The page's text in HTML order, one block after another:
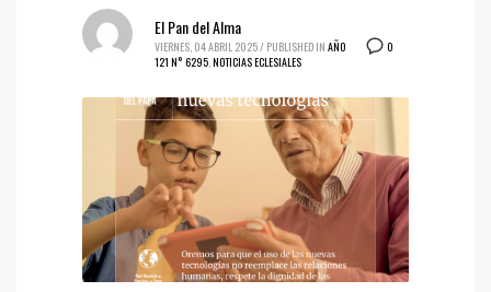
0
El Pan del Alma
VIERNES, 04 ABRIL 2025/ PUBLISHED IN AÑO
121 N° 6295,NOTICIAS ECLESIALES